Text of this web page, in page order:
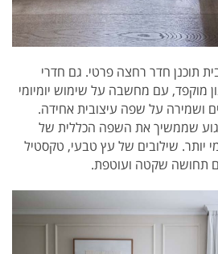
תוכנן חדר רחצה פרטי. גם חדרי
מוקפד, עם מחשבה על שימוש יומיומי
ושמירה על שפה עיצובית אחידה.
שממשיך את השפה הכללית של
יותר. שילובים של עץ טבעי, טקסטיל
תחושה שקטה ועוטפת.